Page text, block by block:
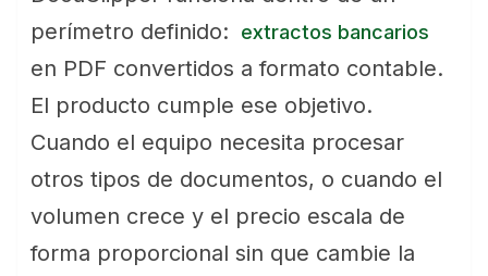
perímetro definido:
extractos bancarios
en PDF convertidos a formato contable.
El producto cumple ese objetivo.
Cuando el equipo necesita procesar
otros tipos de documentos, o cuando el
volumen crece y el precio escala de
forma proporcional sin que cambie la